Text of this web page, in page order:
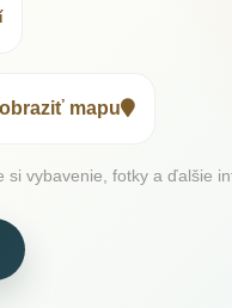
mapu
vybavenie, fotky a ďalšie